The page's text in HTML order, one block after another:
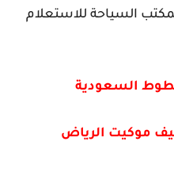
السياحة للاستعلام
السعودية
موكيت الرياض